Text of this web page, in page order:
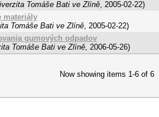
Tomáše Bati ve Zlíně, 2005-02-22)
materiály
Tomáše Bati ve Zlíně, 2005-02-22)
gumových odpadov
Tomáše Bati ve Zlíně, 2006-05-26)
Now showing items 1-6 of 6